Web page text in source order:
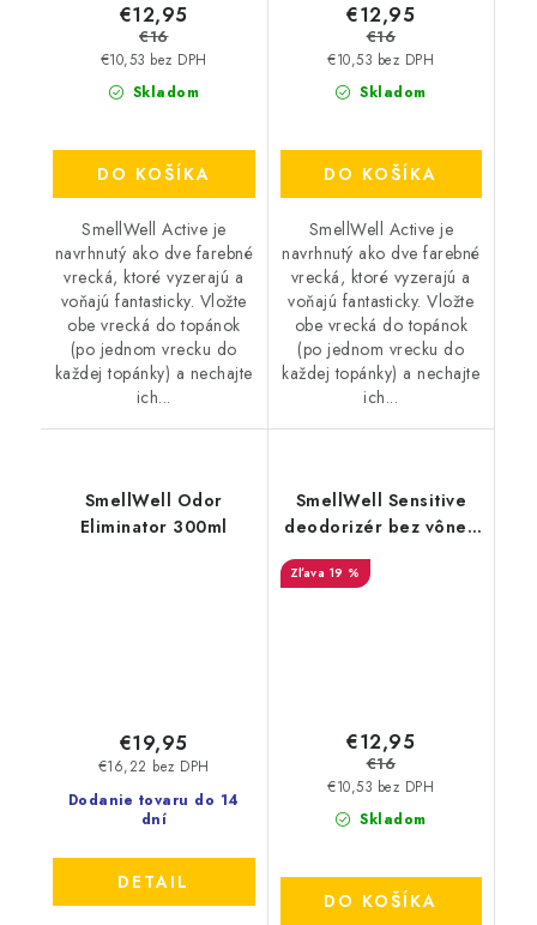
Skladom
€10,53 bez DPH
€12,95
€16
DO KOŠÍKA
SmellWell Active je
navrhnutý ako dve farebné
vrecká, ktoré vyzerajú a
voňajú fantasticky. Vložte
obe vrecká do topánok
(po jednom vrecku do
každej topánky) a nechajte
ich...
Skladom
€10,53 bez DPH
€12,95
€16
DO KOŠÍKA
SmellWell Active je
navrhnutý ako dve farebné
vrecká, ktoré vyzerajú a
voňajú fantasticky. Vložte
obe vrecká do topánok
(po jednom vrecku do
každej topánky) a nechajte
ich...
SmellWell Odor
Eliminator 300ml
Dodanie tovaru do 14
dní
€16,22 bez DPH
€19,95
DETAIL
SmellWell Sensitive
deodorizér bez vône -
Blue
19 %
Skladom
€10,53 bez DPH
€12,95
€16
DO KOŠÍKA